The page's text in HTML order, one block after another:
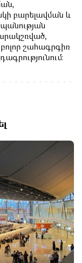
բարելավման և
շահագրգիռ